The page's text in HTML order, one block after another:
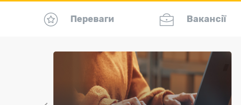
Переваги Вакансії